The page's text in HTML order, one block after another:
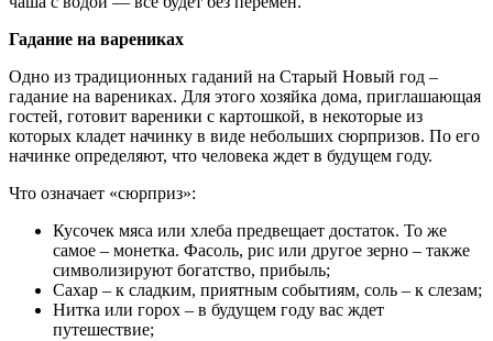
Гадание на варениках
Одно из традиционных гаданий на Старый Новый год –
гадание на варениках. Для этого хозяйка дома, приглашающая
гостей, готовит вареники с картошкой, в некоторые из
которых кладет начинку в виде небольших сюрпризов. По его
начинке определяют, что человека ждет в будущем году.
Что означает «сюрприз»:
Кусочек мяса или хлеба предвещает достаток. То же
самое – монетка. Фасоль, рис или другое зерно – также
символизируют богатство, прибыль;
Сахар – к сладким, приятным событиям, соль – к слезам;
Нитка или горох – в будущем году вас ждет
путешествие;